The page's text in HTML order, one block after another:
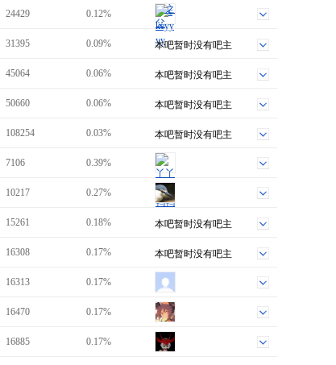
24429 0.12%
31395 0.09% 本吧暂时没有吧主
45064 0.06% 本吧暂时没有吧主
50660 0.06% 本吧暂时没有吧主
108254 0.03% 本吧暂时没有吧主
7106 0.39%
10217 0.27%
15261 0.18% 本吧暂时没有吧主
16308 0.17% 本吧暂时没有吧主
16313 0.17%
16470 0.17%
16885 0.17%